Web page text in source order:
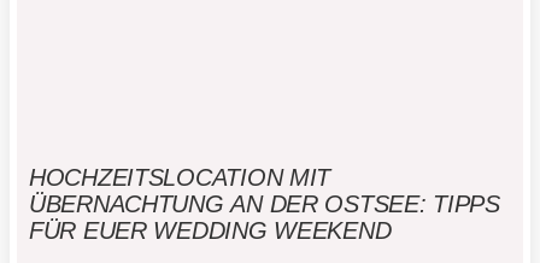
HOCHZEITSLOCATION MIT
ÜBERNACHTUNG AN DER OSTSEE: TIPPS
FÜR EUER WEDDING WEEKEND